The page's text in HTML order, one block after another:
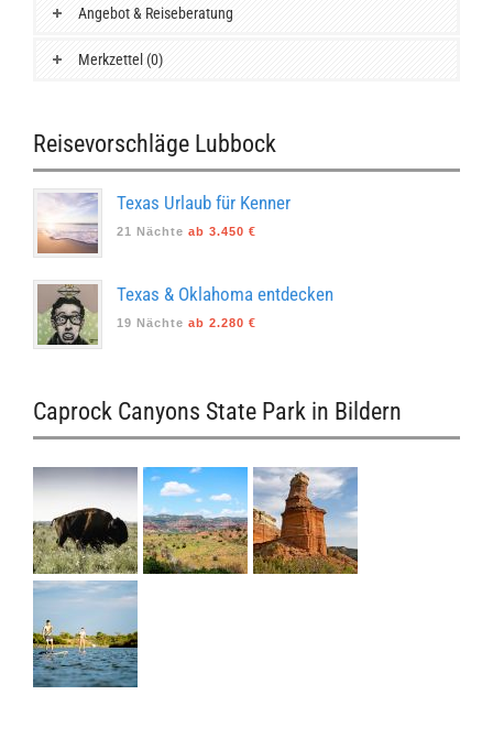
Angebot & Reiseberatung
Merkzettel (0)
Reisevorschläge Lubbock
Texas Urlaub für Kenner
21 Nächte ab 3.450 €
Texas & Oklahoma entdecken
19 Nächte ab 2.280 €
Caprock Canyons State Park in Bildern